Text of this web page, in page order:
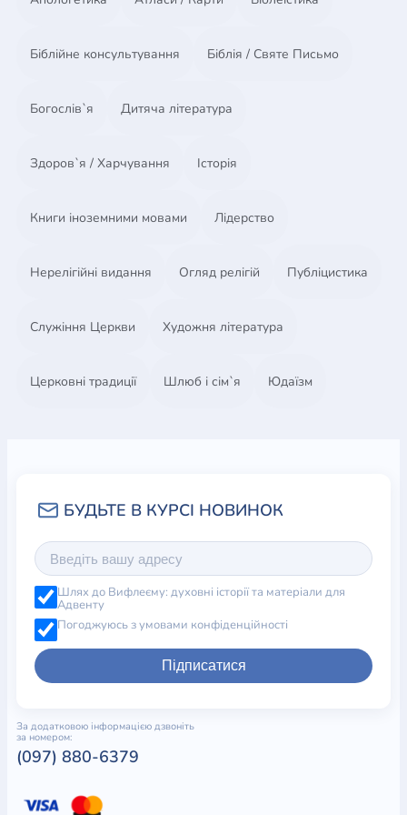
Розділ 4. Гроші та благодать підкорення
Розділ 6. Мисливці за скарбами
Розділ 9. Щедрість - головне питання
відповісти
Біблійне консультування Біблія / Святе Письмо
Богослів`я Дитяча література
Здоров`я / Харчування Історія
Книги іноземними мовами Лідерство
Нерелігійні видання Огляд релігій Публіцистика
Служіння Церкви Художня література
Церковні традиції Шлюб і сім`я Юдаїзм
Шлях до Вифлеєму: духовні історії та матеріали для
Адвенту
Погоджуюсь з умовами конфіденційності
Підписатися
За додатковою інформацією дзвоніть
за номером:
(097) 880-6379